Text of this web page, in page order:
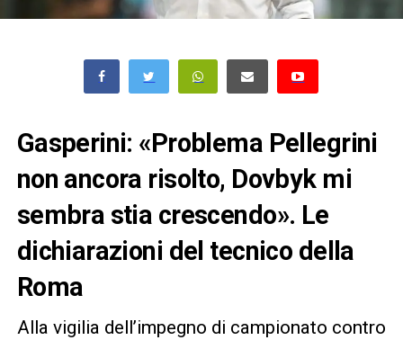
Gasperini: «Problema Pellegrini
non ancora risolto, Dovbyk mi
sembra stia crescendo». Le
dichiarazioni del tecnico della
Roma
Alla vigilia dell’impegno di campionato contro